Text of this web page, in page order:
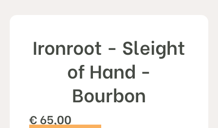
Ironroot - Sleight
of Hand -
Bourbon
€ 65,00